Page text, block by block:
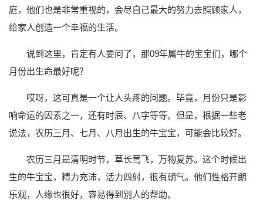
庭，他们也是非常重视的，会尽自己最大的努力去照顾家人，
给家人创造一个幸福的生活。
说到这里，肯定有人要问了，那09年属牛的宝宝们，哪个
月份出生命最好呢？
哎呀，这可真是一个让人头疼的问题。毕竟，月份只是影
响命运的因素之一，还有时辰、八字等等。但是，根据一些老
说法，农历三月、七月、八月出生的牛宝宝，可能会比较好。
农历三月是清明时节，草长莺飞，万物复苏。这个时候出
生的牛宝宝，精力充沛，活力四射，很有朝气。他们性格开朗
乐观，人缘也很好，容易得到别人的帮助。